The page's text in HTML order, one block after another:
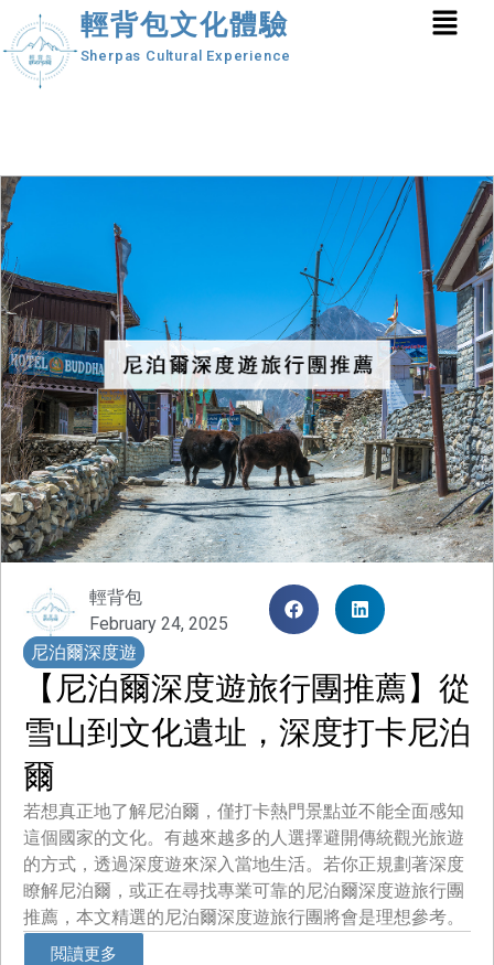
輕背包文化體驗
Sherpas Cultural Experience
輕背包
February 24, 2025
尼泊爾深度遊
【尼泊爾深度遊旅行團推薦】從
雪山到文化遺址，深度打卡尼泊
爾
若想真正地了解尼泊爾，僅打卡熱門景點並不能全面感知
這個國家的文化。有越來越多的人選擇避開傳統觀光旅遊
的方式，透過深度遊來深入當地生活。若你正規劃著深度
瞭解尼泊爾，或正在尋找專業可靠的尼泊爾深度遊旅行團
推薦，本文精選的尼泊爾深度遊旅行團將會是理想參考。
閲讀更多